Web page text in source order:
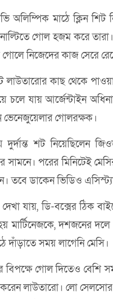
অলিম্পিক মাঠে ক্লিন
গোল হজম করে
নিজেদের কাজ সেরে
লাউতারোর কাছ থেকে
চলে যায় আর্জেন্টাইন
ভেনেজুয়েলার গোলরক্ষক।
দুর্দান্ত শট নিয়েছিলেন
পরের মিনিটেই
তবে ডাকেন ভিডিও
যায়, ডি-বক্সের ঠিক
মার্টিনেজকে, দশজনের
দাঁড়াতে সময় লাগেনি মেসি।
বিপক্ষে গোল দিতেও বেশি
করেন লাউতারো। লো